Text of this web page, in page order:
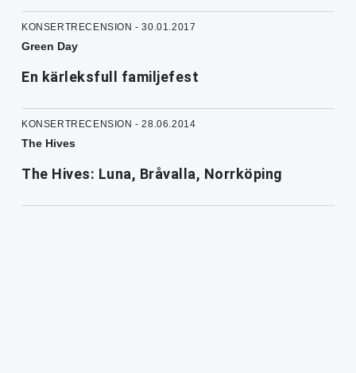
KONSERTRECENSION - 30.01.2017
Green Day
En kärleksfull familjefest
KONSERTRECENSION - 28.06.2014
The Hives
The Hives: Luna, Bråvalla, Norrköping